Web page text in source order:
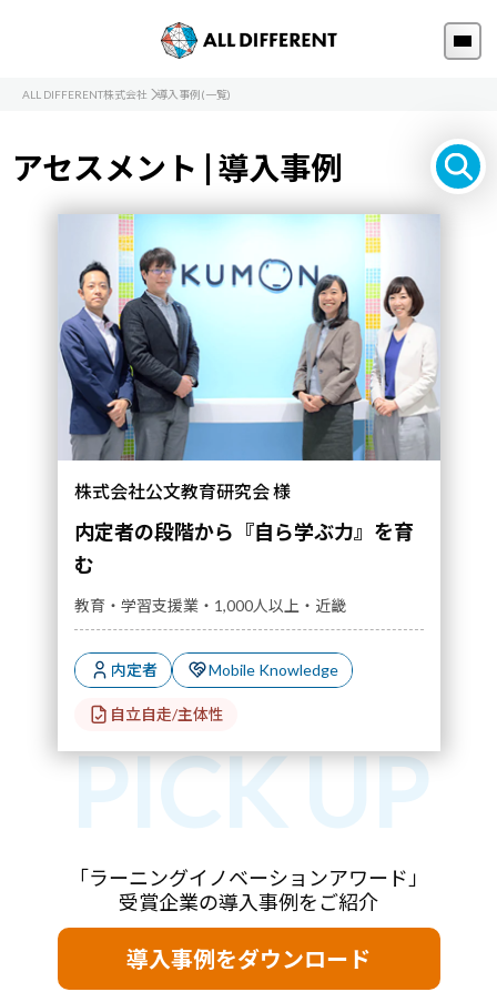
ALL DIFFERENT株式会社 導入事例(一覧)
アセスメント | 導入事例
株式会社公文教育研究会 様
内定者の段階から『自ら学ぶ力』を育
む
教育・学習支援業・1,000人以上・近畿
内定者 Mobile Knowledge
自立自走/主体性
「ラーニングイノベーションアワード」
受賞企業の導入事例をご紹介
導入事例をダウンロード